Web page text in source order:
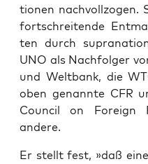
tio­nen nach­voll­zo­gen.
fort­schrei­ten­de
ten durch
UNO als Nach­fol­ger
und Welt­bank, die
oben genann­te CFR
Coun­cil on For­eign
andere.
Er stellt fest, »daß